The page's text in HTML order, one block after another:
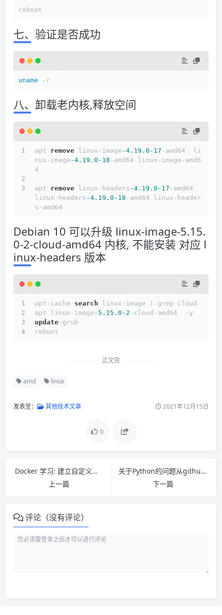
七、验证是否成功
uname
八、卸载老内核,释放空间
apt remove linux-image -4.19 .0 -17 -amd64  li
nux-image -4.19 .0 -18 -amd64 linux-image-amd6
4
apt remove linux-headers -4.19 .0 -17 -amd64
linux-headers -4.19 .0 -18 -amd64 linux-header
s-amd64
Debian 10 可以升级 linux-image-5.15.
0-2-cloud-amd64 内核, 不能安装 对应 l
inux-headers 版本
apt - cache search linux - image
grep cloud
apt linux - image -5.15 .0 -2 - cloud - amd64 - y
update- grub
reboot
正文完
amd linux
发表至： 其他技术文章 2021年12月15日
0
Docker 学习: 建立自定义镜像(黑箱子)，导出和导入镜像，限制容器使用CPU占有率
上一篇
关于Python的问题从github笔记
下一篇
评论（没有评论）